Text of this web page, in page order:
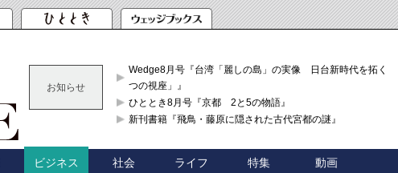
お知らせ
Wedge8月号『台湾「麗しの島」の実像 日台新時代を拓く「3
つの視座」』
ひととき8月号『京都 2と5の物語』
新刊書籍『飛鳥・藤原に隠された古代宮都の謎』
ビジネス 社会 ライフ 特集 動画